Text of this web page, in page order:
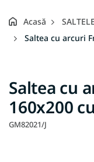
Acasă SALTELE
Saltea cu arcuri
Saltea cu
160x200
GM82021/J